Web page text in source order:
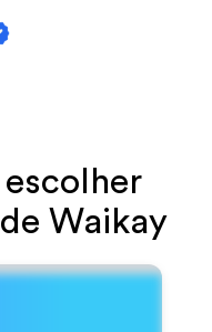
Menções de Al
escolher
Waikay